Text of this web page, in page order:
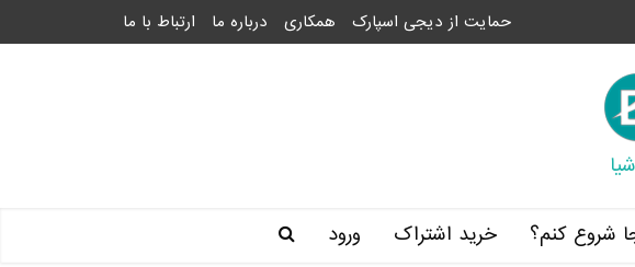
حمایت از دیجی اسپارک همکاری درباره ما ارتباط با ما
شروع کنم؟ خرید اشتراک ورود